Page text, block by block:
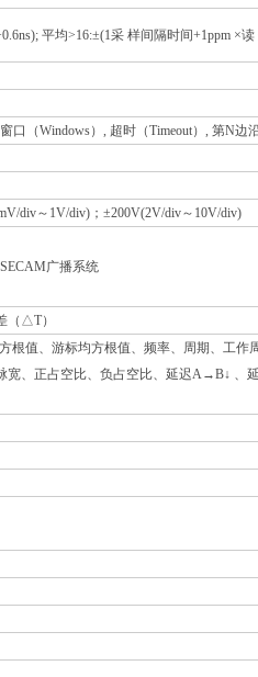
平均>16:±(1采 样间隔时间+1ppm ×读
口（Windows）, 超时（Timeout）, 第N边
div～1V/div)；±200V(2V/div～10V/div)
广播系统
（△T）
根值、游标均方根值、频率、周期、工
宽、正占空比、负占空比、延迟A→B↓